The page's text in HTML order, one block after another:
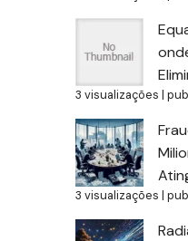
3 visualizações |
3 visualizações |